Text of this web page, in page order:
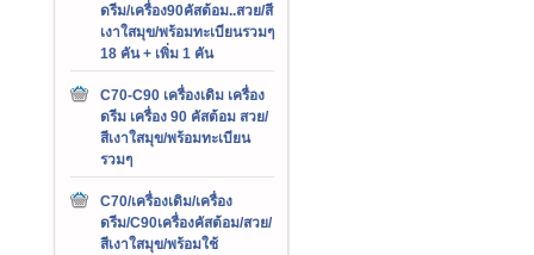
ดรีม/เครื่อง90คัสต้อม..สวย/สี
เงาใสมุข/พร้อมทะเบียนรวมๆ
18 คัน + เพิ่ม 1 คัน
C70-C90 เครื่องเดิม เครื่อง
ดรีม เครื่อง 90 คัสต้อม สวย/
สีเงาใสมุข/พร้อมทะเบียน
รวมๆ
C70/เครื่องเดิม/เครื่อง
ดรีม/C90เครื่องคัสต้อม/สวย/
สีเงาใสมุข/พร้อมใช้